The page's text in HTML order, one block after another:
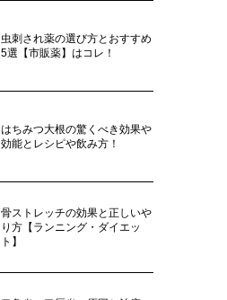
虫刺され薬の選び方とおすすめ
5選【市販薬】はコレ！
はちみつ大根の驚くべき効果や
効能とレシピや飲み方！
骨ストレッチの効果と正しいや
り方【ランニング・ダイエッ
ト】